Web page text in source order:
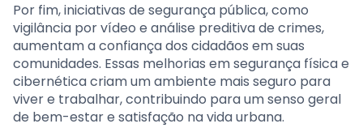
Por fim, iniciativas de segurança pública, como
vigilância por vídeo e análise preditiva de crimes,
aumentam a confiança dos cidadãos em suas
comunidades. Essas melhorias em segurança física e
cibernética criam um ambiente mais seguro para
viver e trabalhar, contribuindo para um senso geral
de bem-estar e satisfação na vida urbana.